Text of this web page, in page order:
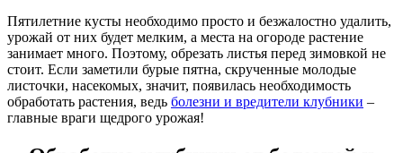
Пятилетние кусты необходимо просто и безжалостно удалить,
урожай от них будет мелким, а места на огороде растение
занимает много. Поэтому, обрезать листья перед зимовкой не
стоит. Если заметили бурые пятна, скрученные молодые
листочки, насекомых, значит, появилась необходимость
обработать растения, ведь болезни и вредители клубники –
главные враги щедрого урожая!